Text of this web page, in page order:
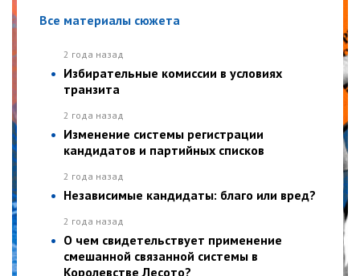
Все материалы сюжета
2 года назад
Избирательные комиссии в условиях
транзита
2 года назад
Изменение системы регистрации
кандидатов и партийных списков
2 года назад
Независимые кандидаты: благо или вред?
2 года назад
О чем свидетельствует применение
смешанной связанной системы в
Королевстве Лесото?